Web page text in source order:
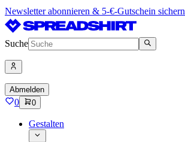
Newsletter abonnieren & 5-€-Gutschein sichern
Suche
Abmelden
0 0
Gestalten